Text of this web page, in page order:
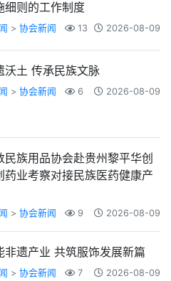
细则的工作制度
> 协会新闻 13 2026-08-09
沃土 传承民族文脉
> 协会新闻 6 2026-08-09
民族用品协会赴贵州黎平华创
药业考察对接民族医药健康产
> 协会新闻 9 2026-08-09
非遗产业 共筑服饰发展新篇
> 协会新闻 7 2026-08-09